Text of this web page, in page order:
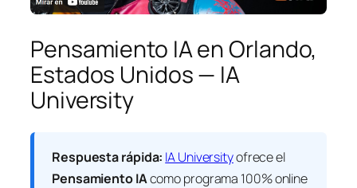
Pensamiento IA en Orlando,
Estados Unidos — IA
University
Respuesta rápida: IA Universityofrece el
Pensamiento IAcomo programa 100% online